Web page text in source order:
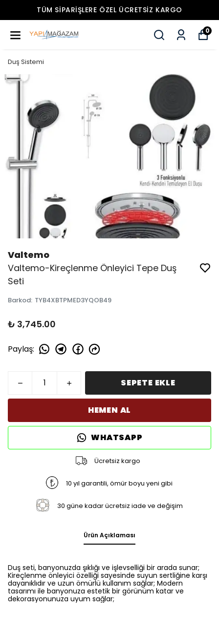
ÖZEL ÜCRETSIZ KARGO TÜM
0
Duş Sistemi
Valtemo
Valtemo-Kireçlenme Önleyici Tepe Duş
Seti
Barkod: TYB4XBTPMED3YQOB49
₺ 3,745.00
Paylaş:
SEPETE EKLE
HEMEN AL
WHATSAPP
Ücretsiz kargo
10 yıl garantili, ömür boyu yeni gibi
30 güne kadar ücretsiz iade ve değişim
Ürün Açıklaması
Duş seti, banyonuzda şıklığı ve işlevselliği bir arada sunar;
Kireçlenme önleyici özelliği sayesinde suyun sertliğine karşı
dayanıklıdır ve uzun ömürlü kullanım sağlar; Modern
tasarımı ile banyonuza estetik bir görünüm katar ve
dekorasyonunuza uyum sağlar;